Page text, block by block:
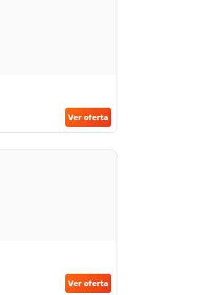
Ver oferta
Ver oferta